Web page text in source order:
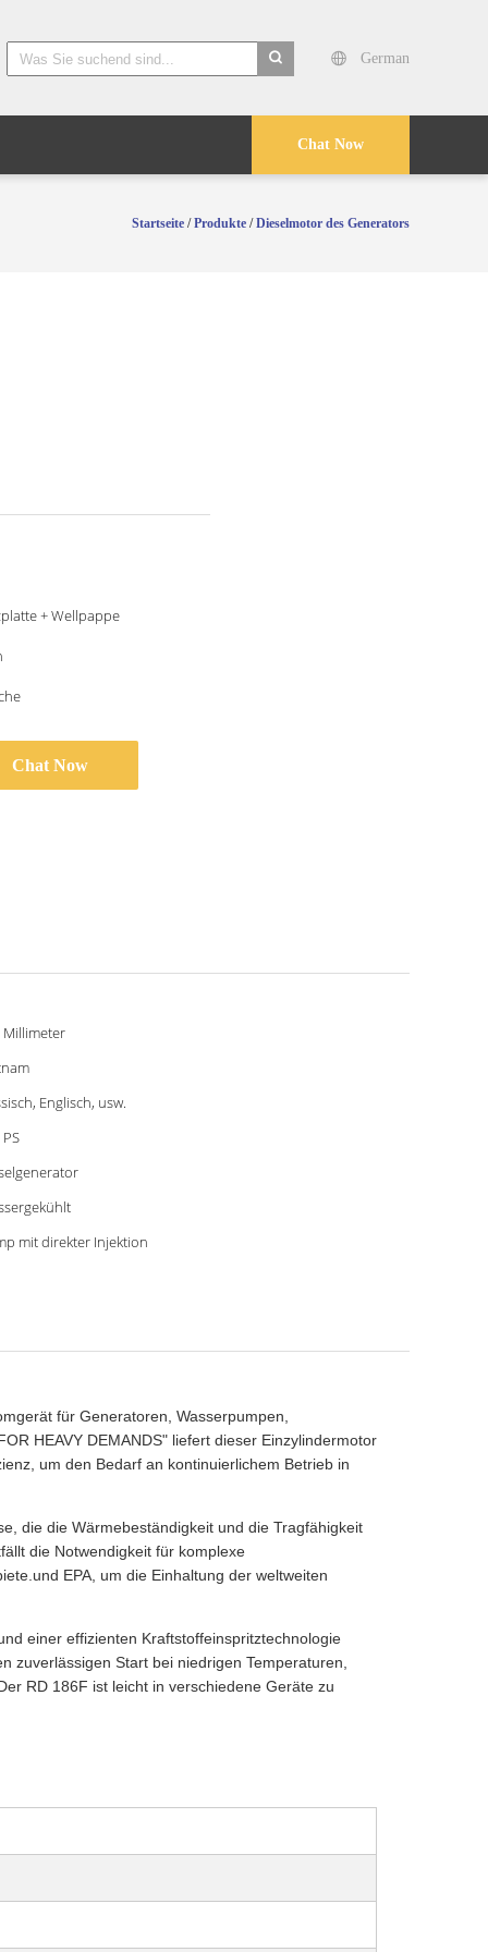
German
Chat Now
Startseite /Produkte /Dieselmotor des Generators
+ Wellpappe
Chat Now
Millimeter
Englisch, usw.
mit direkter Injektion
für Generatoren, Wasserpumpen,
HEAVY DEMANDS" liefert dieser Einzylindermotor
um den Bedarf an kontinuierlichem Betrieb in
die die Wärmebeständigkeit und die Tragfähigkeit
die Notwendigkeit für komplexe
EPA, um die Einhaltung der weltweiten
einer effizienten Kraftstoffeinspritztechnologie
zuverlässigen Start bei niedrigen Temperaturen,
RD 186F ist leicht in verschiedene Geräte zu